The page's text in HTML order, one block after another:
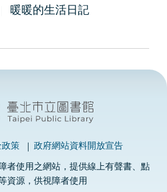
暖暖的生活日記
策 政府網站資料開放宣告
者使用之網站，提供線上有聲書、點
資源，供視障者使用